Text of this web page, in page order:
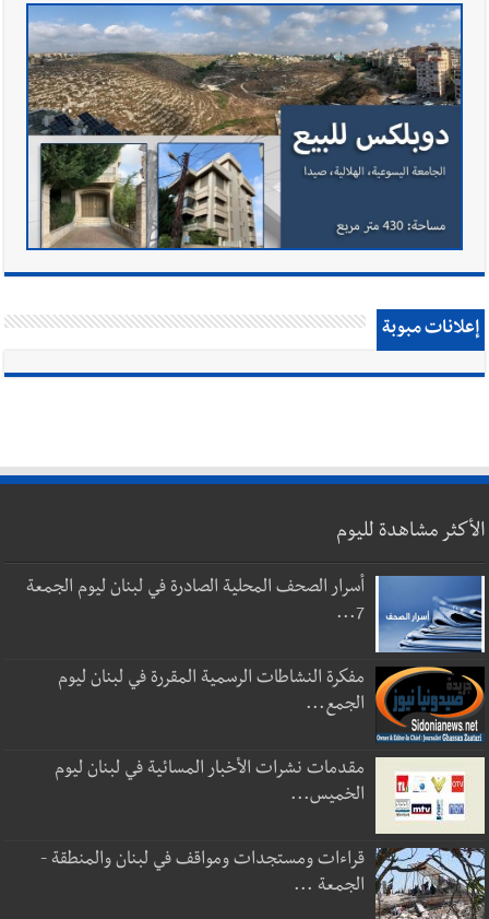
إعلانات مبوبة
الأكثر مشاهدة لليوم
أسرار الصحف المحلية الصادرة في لبنان ليوم الجمعة
7...
مفكرة النشاطات الرسمية المقررة في لبنان ليوم
الجمع...
مقدمات نشرات الأخبار المسائية في لبنان ليوم
الخميس...
قراءات ومستجدات ومواقف في لبنان والمنطقة -
الجمعة ...